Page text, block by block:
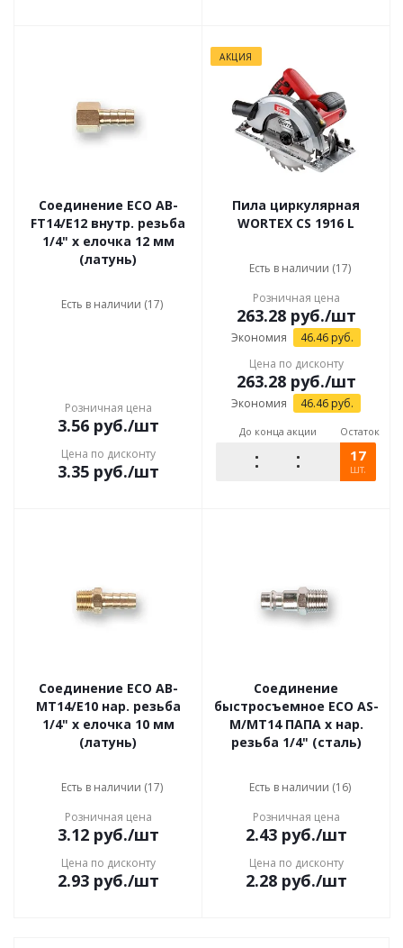
Соединение ECO AB-
FT14/E12 внутр. резьба
1/4" х елочка 12 мм
(латунь)
Есть в наличии (17)
Розничная цена
3.56руб./шт
Цена по дисконту
3.35руб./шт
АКЦИЯ
Пила циркулярная
WORTEX CS 1916 L
Есть в наличии (17)
Розничная цена
263.28руб./шт
Экономия 46.46 руб.
Цена по дисконту
263.28руб./шт
Экономия 46.46 руб.
До конца акции Остаток
17
шт.
Соединение ECO AB-
MT14/E10 нар. резьба
1/4" х елочка 10 мм
(латунь)
Есть в наличии (17)
Розничная цена
3.12руб./шт
Цена по дисконту
2.93руб./шт
Соединение
быстросъемное ECO AS-
M/MT14 ПАПА х нар.
резьба 1/4" (сталь)
Есть в наличии (16)
Розничная цена
2.43руб./шт
Цена по дисконту
2.28руб./шт